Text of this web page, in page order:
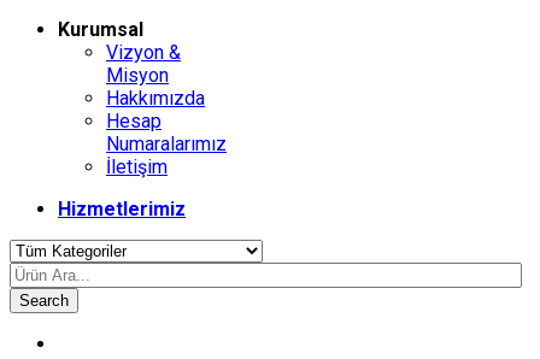
Kurumsal
Vizyon &
Misyon
Hakkımızda
Hesap
Numaralarımız
İletişim
Hizmetlerimiz
Search